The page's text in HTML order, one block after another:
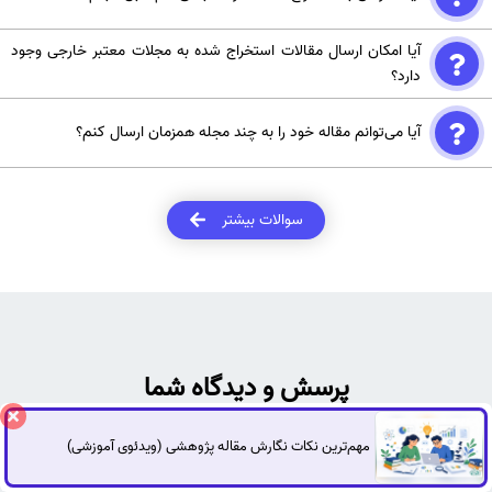
بله، همزمان با استخراج مقاله، می‌توان فرمت‌بندی را نیز انجام داد.
آیا امکان ارسال مقالات استخراج شده به مجلات معتبر خارجی وجود
دارد؟
بله، مقالات در سطح کیفی بالا استخراج می شوند و ارسال آن ها به مجلات
معتبر خارجی امکان‌پذیر است.
آیا می‌توانم مقاله خود را به چند مجله همزمان ارسال کنم؟
منجر به رد مقاله شما شود. ابتدا باید منتظر پاسخ یکی از مجلات بمانید.
سوالات بیشتر
پرسش و دیدگاه شما
مهم‌ترین نکات نگارش مقاله پژوهشی (ویدئوی آموزشی)
گفتگوی آنلاین